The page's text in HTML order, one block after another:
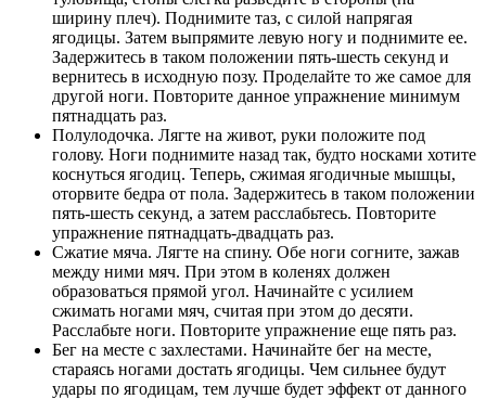
ширину плеч). Поднимите таз, с силой напрягая
ягодицы. Затем выпрямите левую ногу и поднимите ее.
Задержитесь в таком положении пять-шесть секунд и
вернитесь в исходную позу. Проделайте то же самое для
другой ноги. Повторите данное упражнение минимум
пятнадцать раз.
Полулодочка. Лягте на живот, руки положите под
голову. Ноги поднимите назад так, будто носками хотите
коснуться ягодиц. Теперь, сжимая ягодичные мышцы,
оторвите бедра от пола. Задержитесь в таком положении
пять-шесть секунд, а затем расслабьтесь. Повторите
упражнение пятнадцать-двадцать раз.
Сжатие мяча. Лягте на спину. Обе ноги согните, зажав
между ними мяч. При этом в коленях должен
образоваться прямой угол. Начинайте с усилием
сжимать ногами мяч, считая при этом до десяти.
Расслабьте ноги. Повторите упражнение еще пять раз.
Бег на месте с захлестами. Начинайте бег на месте,
стараясь ногами достать ягодицы. Чем сильнее будут
удары по ягодицам, тем лучше будет эффект от данного